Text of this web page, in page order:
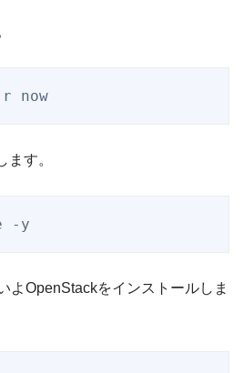
now
ます。
-y
よOpenStackをインストールしま